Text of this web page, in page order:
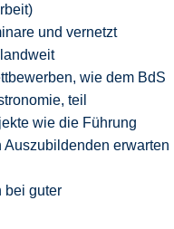
und vernetzt
wie dem BdS
teil
wie die Führung
erwarten
bei guter